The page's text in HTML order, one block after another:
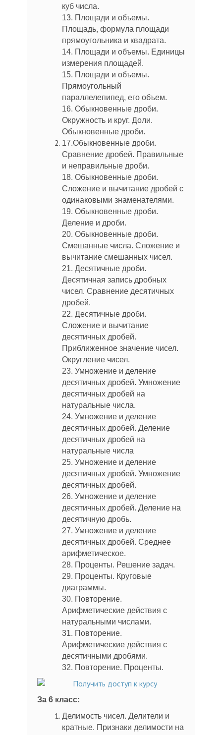
куб числа.
13. Площади и объемы.
Площадь, формула площади
прямоугольника и квадрата.
14. Площади и объемы. Единицы
измерения площадей.
15. Площади и объемы.
Прямоугольный
параллелепипед, его объем.
16. Обыкновенные дроби.
Окружность и круг. Доли.
Обыкновенные дроби.
17.Обыкновенные дроби.
Сравнение дробей. Правильные
и неправильные дроби.
18. Обыкновенные дроби.
Сложение и вычитание дробей с
одинаковыми знаменателями.
19. Обыкновенные дроби.
Деление и дроби.
20. Обыкновенные дроби.
Смешанные числа. Сложение и
вычитание смешанных чисел.
21. Десятичные дроби.
Десятичная запись дробных
чисел. Сравнение десятичных
дробей.
22. Десятичные дроби.
Сложение и вычитание
десятичных дробей.
Приближенное значение чисел.
Округление чисел.
23. Умножение и деление
десятичных дробей. Умножение
десятичных дробей на
натуральные числа.
24. Умножение и деление
десятичных дробей. Деление
десятичных дробей на
натуральные числа
25. Умножение и деление
десятичных дробей. Умножение
десятичных дробей.
26. Умножение и деление
десятичных дробей. Деление на
десятичную дробь.
27. Умножение и деление
десятичных дробей. Среднее
арифметическое.
28. Проценты. Решение задач.
29. Проценты. Круговые
диаграммы.
30. Повторение.
Арифметические действия с
натуральными числами.
31. Повторение.
Арифметические действия с
десятичными дробями.
32. Повторение. Проценты.
За 6 класс:
Делимость чисел. Делители и
кратные. Признаки делимости на